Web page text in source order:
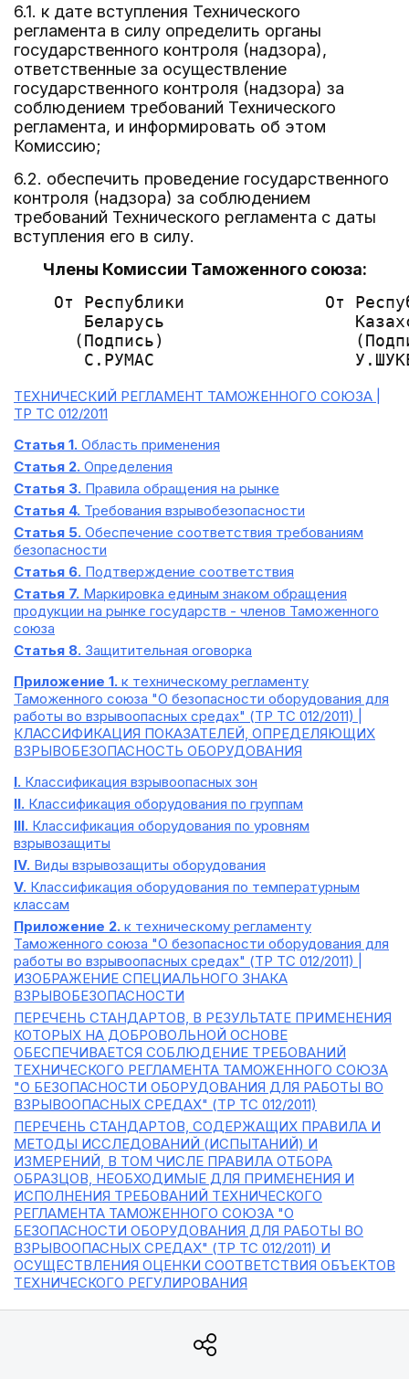
6.1. к дате вступления Технического
регламента в силу определить органы
государственного контроля (надзора),
ответственные за осуществление
государственного контроля (надзора) за
соблюдением требований Технического
регламента, и информировать об этом
Комиссию;
6.2. обеспечить проведение государственного
контроля (надзора) за соблюдением
требований Технического регламента с даты
вступления его в силу.
Члены Комиссии Таможенного союза:
От Республики              От
Беларусь
(Подпись)
ТЕХНИЧЕСКИЙ РЕГЛАМЕНТ ТАМОЖЕННОГО СОЮЗА |
ТР ТС 012/2011
Статья 1. Область применения
Статья 2. Определения
Статья 3. Правила обращения на рынке
Статья 4. Требования взрывобезопасности
Статья 5. Обеспечение соответствия требованиям
безопасности
Статья 6. Подтверждение соответствия
Статья 7. Маркировка единым знаком обращения
продукции на рынке государств - членов Таможенного
союза
Статья 8. Защитительная оговорка
Приложение 1. к техническому регламенту
Таможенного союза "О безопасности оборудования для
работы во взрывоопасных средах" (ТР ТС 012/2011) |
КЛАССИФИКАЦИЯ ПОКАЗАТЕЛЕЙ, ОПРЕДЕЛЯЮЩИХ
ВЗРЫВОБЕЗОПАСНОСТЬ ОБОРУДОВАНИЯ
I. Классификация взрывоопасных зон
II. Классификация оборудования по группам
III. Классификация оборудования по уровням
взрывозащиты
IV. Виды взрывозащиты оборудования
V. Классификация оборудования по температурным
классам
Приложение 2. к техническому регламенту
Таможенного союза "О безопасности оборудования для
работы во взрывоопасных средах" (ТР ТС 012/2011) |
ИЗОБРАЖЕНИЕ СПЕЦИАЛЬНОГО ЗНАКА
ВЗРЫВОБЕЗОПАСНОСТИ
ПЕРЕЧЕНЬ СТАНДАРТОВ, В РЕЗУЛЬТАТЕ ПРИМЕНЕНИЯ
КОТОРЫХ НА ДОБРОВОЛЬНОЙ ОСНОВЕ
ОБЕСПЕЧИВАЕТСЯ СОБЛЮДЕНИЕ ТРЕБОВАНИЙ
ТЕХНИЧЕСКОГО РЕГЛАМЕНТА ТАМОЖЕННОГО СОЮЗА
"О БЕЗОПАСНОСТИ ОБОРУДОВАНИЯ ДЛЯ РАБОТЫ ВО
ВЗРЫВООПАСНЫХ СРЕДАХ" (ТР ТС 012/2011)
ПЕРЕЧЕНЬ СТАНДАРТОВ, СОДЕРЖАЩИХ ПРАВИЛА И
МЕТОДЫ ИССЛЕДОВАНИЙ (ИСПЫТАНИЙ) И
ИЗМЕРЕНИЙ, В ТОМ ЧИСЛЕ ПРАВИЛА ОТБОРА
ОБРАЗЦОВ, НЕОБХОДИМЫЕ ДЛЯ ПРИМЕНЕНИЯ И
ИСПОЛНЕНИЯ ТРЕБОВАНИЙ ТЕХНИЧЕСКОГО
РЕГЛАМЕНТА ТАМОЖЕННОГО СОЮЗА "О
БЕЗОПАСНОСТИ ОБОРУДОВАНИЯ ДЛЯ РАБОТЫ ВО
ВЗРЫВООПАСНЫХ СРЕДАХ" (ТР ТС 012/2011) И
ОСУЩЕСТВЛЕНИЯ ОЦЕНКИ СООТВЕТСТВИЯ ОБЪЕКТОВ
ТЕХНИЧЕСКОГО РЕГУЛИРОВАНИЯ